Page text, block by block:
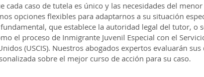
cada caso de tutela es único y las necesidades del
opciones flexibles para adaptarnos a su situación
que establece la autoridad legal del tutor, o
el proceso de Inmigrante Juvenil Especial con el
(USCIS). Nuestros abogados expertos evaluarán
sobre el mejor curso de acción para su caso.